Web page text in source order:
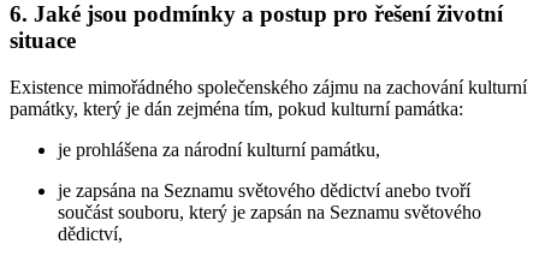
6. Jaké jsou podmínky a postup pro řešení životní
situace
Existence mimořádného společenského zájmu na zachování kulturní
památky, který je dán zejména tím, pokud kulturní památka:
je prohlášena za národní kulturní památku,
je zapsána na Seznamu světového dědictví anebo tvoří
součást souboru, který je zapsán na Seznamu světového
dědictví,